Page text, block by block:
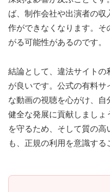
ば、制作会社や出演者の収
作ができなくなります。そ
がる可能性があるのです。
結論として、違法サイト
が良いです。公式の有料サ
な動画の視聴を心がけ、
健全な発展に貢献しましょ
を守るため、そして質の
も、正規の利用を意識する